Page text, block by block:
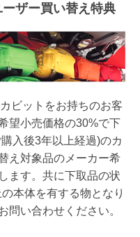
ザー買い替え特典
ビットをお持ちのお客
望小売価格の30%で下
入後3年以上経過)のカ
え対象品のメーカー希
ます。共に下取品の状
本体を有する物となり
問い合わせください。